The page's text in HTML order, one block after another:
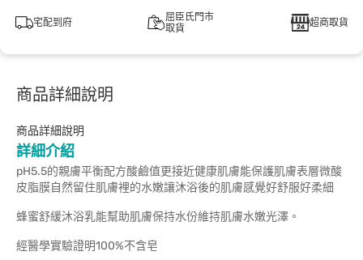
宅配到府
屈臣氏門市
取貨
超商取貨
商品詳細說明
商品詳細說明
詳細介紹
pH5.5的親膚平衡配方酸鹼值更接近健康肌膚能保護肌膚表層微酸
皮脂膜自然留住肌膚裡的水嫩讓沐浴後的肌膚感覺好舒服好柔細
蜂蜜舒緩沐浴乳能幫助肌膚保持水份維持肌膚水嫩光澤。
經醫學實驗證明100%不含皂